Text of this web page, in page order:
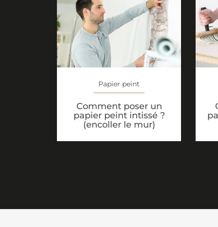
Papier peint
Comment poser un
papier peint intissé ?
(encoller le mur)